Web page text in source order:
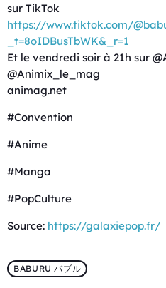
sur TikTok
https://www.tiktok.com/
_t=8oIDBusTbWK&_r=1
Et le vendredi soir à 21h sur
@Animix_le_mag
animag.net
#Convention
#Anime
#Manga
#PopCulture
Source: https://galaxiepop.fr/
BABURU バブル